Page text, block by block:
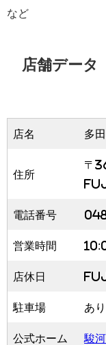
など
店舗データ
店名 多
住所
〒
電話番号
営業時間
店休日
駐車場 あり
公式ホーム
駿